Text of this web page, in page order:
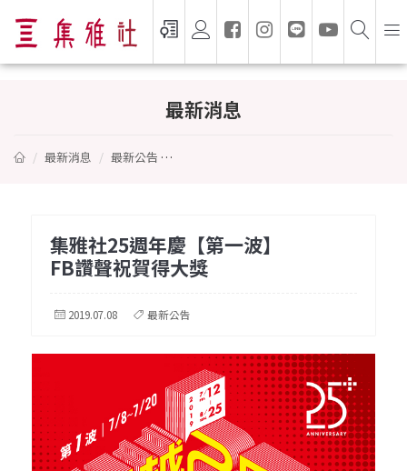
最新消息
最新消息 最新公告
集雅社25週年慶【第一波】
FB讚聲祝賀得大獎
2019.07.08 最新公告